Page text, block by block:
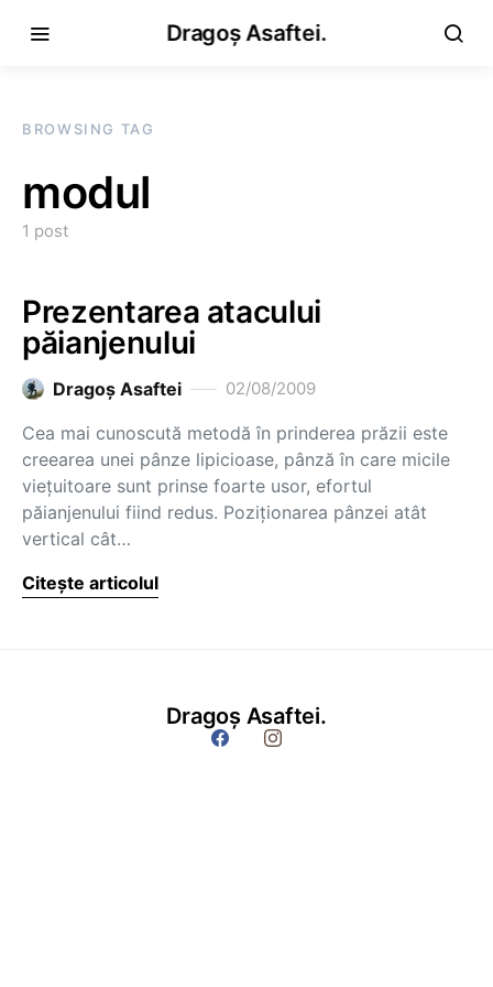
Dragoș Asaftei.
BROWSING TAG
modul
1 post
Prezentarea atacului
păianjenului
Dragoş Asaftei 02/08/2009
Cea mai cunoscută metodă în prinderea prăzii este
creearea unei pânze lipicioase, pânză în care micile
vieţuitoare sunt prinse foarte usor, efortul
păianjenului fiind redus. Poziţionarea pânzei atât
vertical cât…
Citește articolul
Dragoș Asaftei.